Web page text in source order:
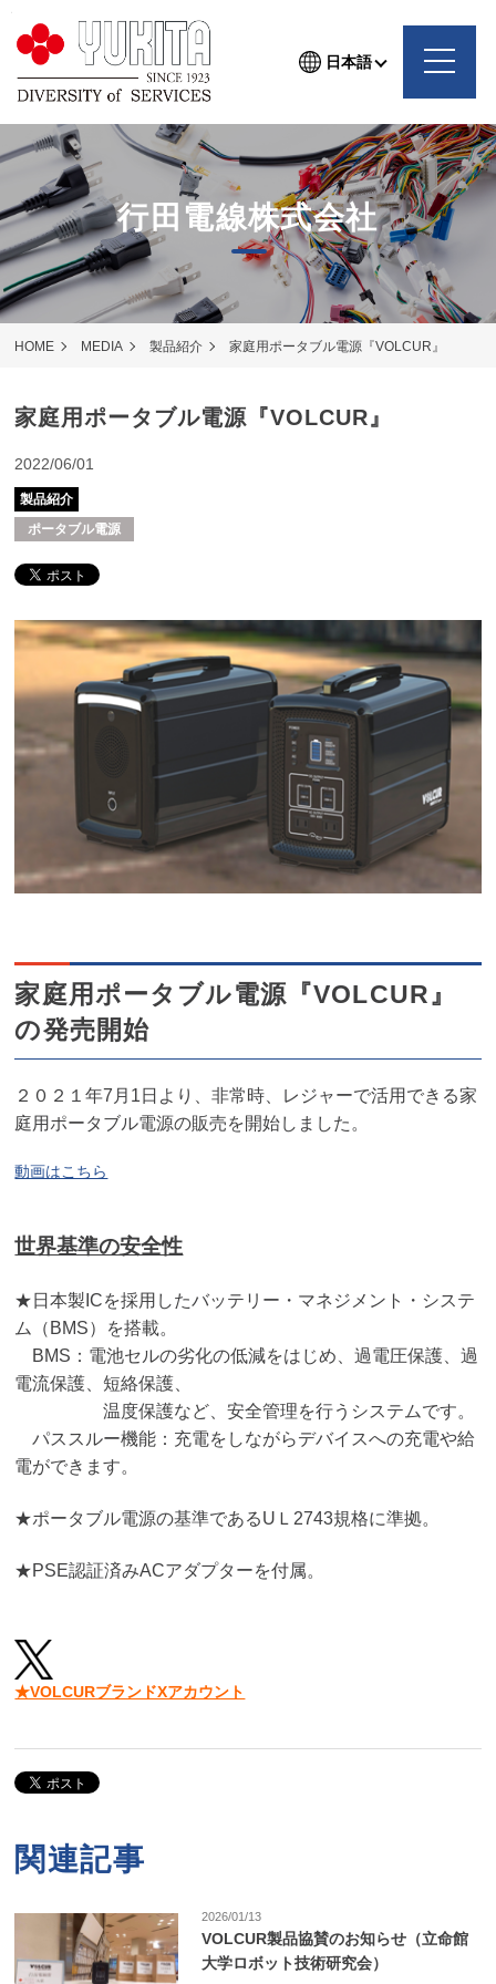
日本語
行田電線株式会社
HOME MEDIA 製品紹介 家庭用ポータブル電源『VOLCUR』
家庭用ポータブル電源『VOLCUR』
2022/06/01
製品紹介
ポータブル電源
家庭用ポータブル電源『VOLCUR』
の発売開始
２０２１年7月1日より、非常時、レジャーで活用できる家
庭用ポータブル電源の販売を開始しました。
動画はこちら
世界基準の安全性
★日本製ICを採用したバッテリー・マネジメント・システ
ム（BMS）を搭載。
BMS：電池セルの劣化の低減をはじめ、過電圧保護、過
電流保護、短絡保護、
温度保護など、安全管理を行うシステムです。
パススルー機能：充電をしながらデバイスへの充電や給
電ができます。
★ポータブル電源の基準であるUＬ2743規格に準拠。
★PSE認証済みACアダプターを付属。
★VOLCURブランドXアカウント
関連記事
2026/01/13
VOLCUR製品協賛のお知らせ（立命館
大学ロボット技術研究会）